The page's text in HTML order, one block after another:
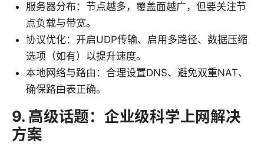
服务器分布：节点越多，覆盖面越广，但要关注节
点负载与带宽。
协议优化：开启UDP传输、启用多路径、数据压缩
选项（如有）以提升速度。
本地网络与路由：合理设置DNS、避免双重NAT、
确保路由表正确。
9. 高级话题：企业级科学上网解决
方案